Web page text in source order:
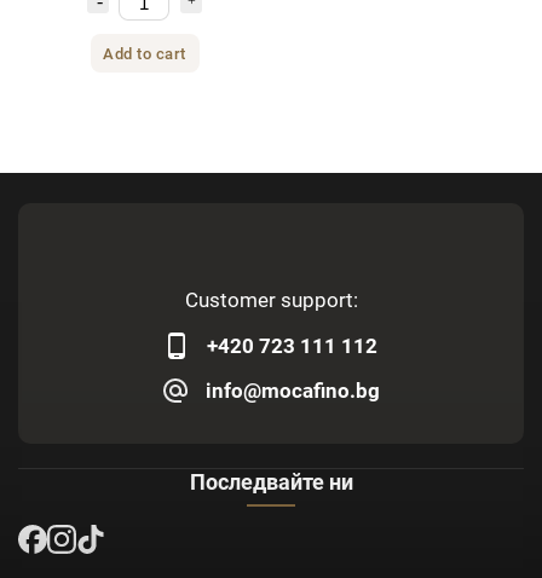
Add to cart
Customer support:
+420 723 111 112
info@mocafino.bg
Последвайте ни